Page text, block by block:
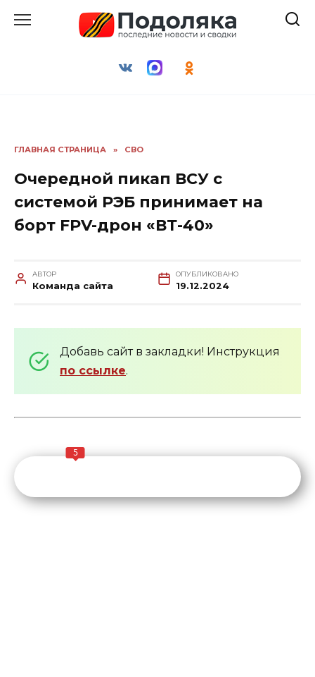
ГЛАВНАЯ СТРАНИЦА » СВО
Очередной пикап ВСУ с
системой РЭБ принимает на
борт FPV-дрон «ВТ-40»
АВТОР
Команда сайта
ОПУБЛИКОВАНО
19.12.2024
Добавь сайт в закладки! Инструкция
по ссылке.
5